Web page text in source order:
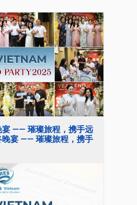
宴 —— 璀璨旅程，携手远
晚宴 —— 璀璨旅程，携手